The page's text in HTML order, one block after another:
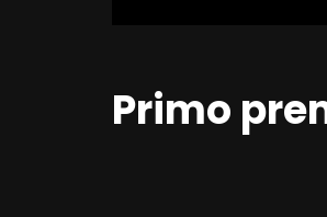
Primo